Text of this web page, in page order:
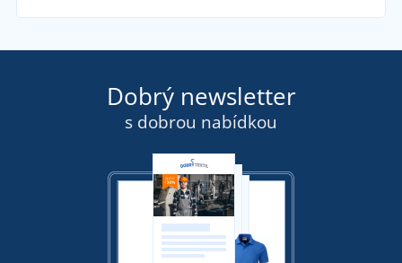
Dobrý newsletter
s dobrou nabídkou